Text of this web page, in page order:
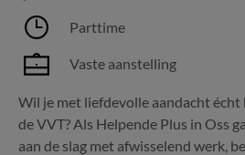
Parttime
Vaste aanstelling
Wil je met liefdevolle aandacht écht
de VVT? Als Helpende Plus in Oss
aan de slag met afwisselend werk,